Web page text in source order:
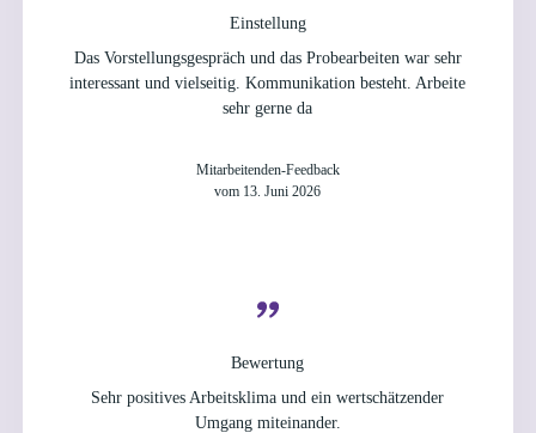
Einstellung
Das Vorstellungsgespräch und das Probearbeiten war sehr
interessant und vielseitig. Kommunikation besteht. Arbeite
sehr gerne da
Mitarbeitenden-Feedback
vom 13. Juni 2026
Bewertung
Sehr positives Arbeitsklima und ein wertschätzender
Umgang miteinander.